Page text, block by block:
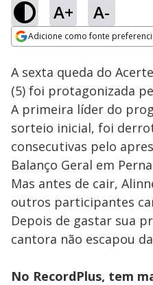
A+ A-
Adicione como fonte
Ativar
Loaded:
10.62%
A sexta queda do
(5) foi protagonizada
A primeira líder do
sorteio inicial, foi
consecutivas pelo
Balanço Geral em
Mas antes de cair,
outros participantes
Depois de gastar sua
cantora não escapou
No RecordPlus, tem